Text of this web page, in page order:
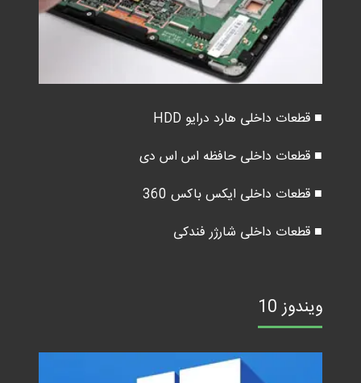
■ قطعات داخلی هارد درایو HDD
■ قطعات داخلی حافظه اس اس دی
■ قطعات داخلی ایکس باکس 360
■ قطعات داخلی شارژر فندکی
ویندوز 10